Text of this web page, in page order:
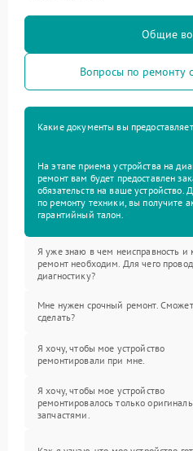
Общие
Вопросы по ремонту
Какие документы вы
На этапе приема устройства на
ремонт вам будет предоставлен
обязательств на ваше устройство.
по ремонту техники, вы получите
гарантийный талон.
Я уже знаю в чем неисправность и
ремонт необходим. Для чего
диагностику?
Мне нужен срочный ремонт.
сделать?
Я хочу, чтобы мое устройство
ремонтировали при мне.
Я хочу, чтобы мое устройство
ремонтировалось только
запчастями.